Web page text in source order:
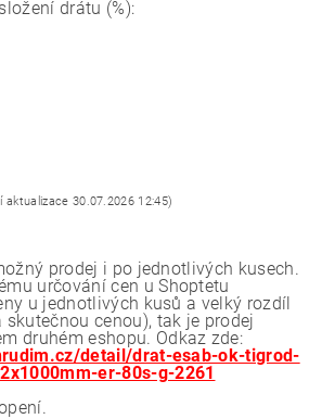
drátu (%):
aktualizace 30.07.2026 12:45)
prodej i po jednotlivých kusech.
určování cen u Shoptetu
u jednotlivých kusů a velký rozdíl
cenou), tak je prodej
druhém eshopu. Odkaz zde:
detail/drat-esab-ok-tigrod-
er-80s-g-2261